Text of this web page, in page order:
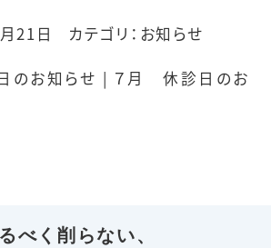
21日 カテゴリ： お知らせ
のお知らせ | ７月 休診日のお
べく削らない、